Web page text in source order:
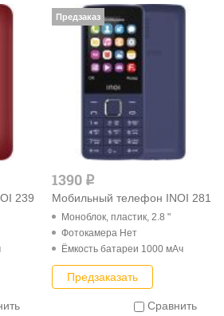
239
1390 q
Мобильный телефон INOI 281
Моноблок, пластик, 2.8 "
Фотокамера Нет
Ёмкость батареи 1000 мАч
Предзаказать
Сравнить
Предзаказ